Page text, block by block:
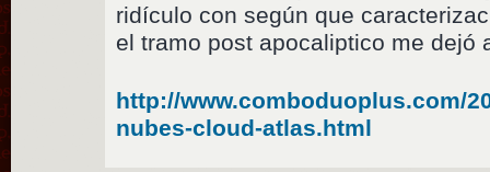
ridículo con según que
el tramo post apocaliptico me dejó
http://www.comboduoplus.com/
nubes-cloud-atlas.html